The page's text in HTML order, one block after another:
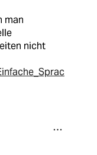
man
nicht